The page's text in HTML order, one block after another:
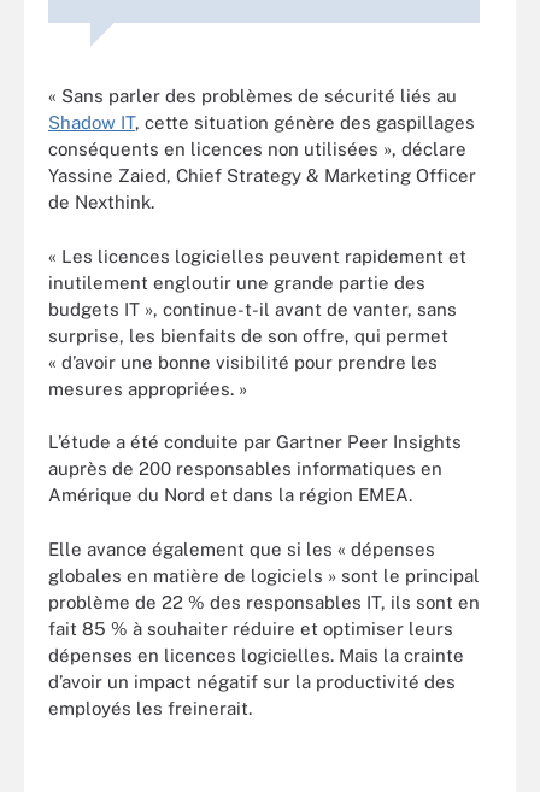
« Sans parler des problèmes de sécurité liés au
Shadow IT, cette situation génère des gaspillages
conséquents en licences non utilisées », déclare
Yassine Zaied, Chief Strategy & Marketing Officer
de Nexthink.
« Les licences logicielles peuvent rapidement et
inutilement engloutir une grande partie des
budgets IT », continue-t-il avant de vanter, sans
surprise, les bienfaits de son offre, qui permet
« d’avoir une bonne visibilité pour prendre les
mesures appropriées. »
L’étude a été conduite par Gartner Peer Insights
auprès de 200 responsables informatiques en
Amérique du Nord et dans la région EMEA.
Elle avance également que si les « dépenses
globales en matière de logiciels » sont le principal
problème de 22 % des responsables IT, ils sont en
fait 85 % à souhaiter réduire et optimiser leurs
dépenses en licences logicielles. Mais la crainte
d’avoir un impact négatif sur la productivité des
employés les freinerait.